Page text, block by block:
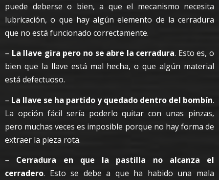
puede deberse o bien, a que el mecanismo necesita
lubricación, o que hay algún elemento de la cerradura
que no está funcionado correctamente.
– La llave gira pero no se abre la cerradura. Esto es, o
bien que la llave está mal hecha, o que algún material
está defectuoso.
– La llave se ha partido y quedado dentro del bombín.
La opción fácil sería poderlo quitar con unas pinzas,
pero muchas veces es imposible porque no hay forma de
extraer la pieza rota.
– Cerradura en que la pastilla no alcanza el
cerradero. Esto se debe a que ha habido una mala